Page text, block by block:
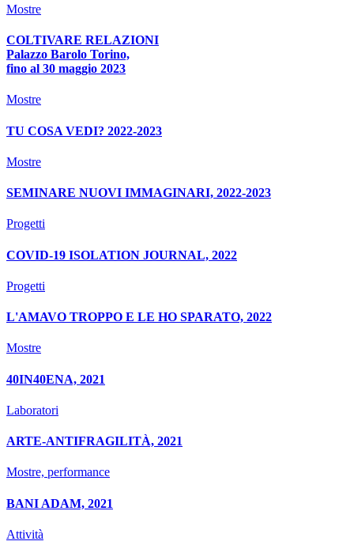
Mostre
COLTIVARE RELAZIONI
Palazzo Barolo Torino,
fino al 30 maggio 2023
Mostre
TU COSA VEDI? 2022-2023
Mostre
SEMINARE NUOVI IMMAGINARI, 2022-2023
Progetti
COVID-19 ISOLATION JOURNAL, 2022
Progetti
L'AMAVO TROPPO E LE HO SPARATO, 2022
Mostre
40IN40ENA, 2021
Laboratori
ARTE-ANTIFRAGILITÀ, 2021
Mostre, performance
BANI ADAM, 2021
Attività